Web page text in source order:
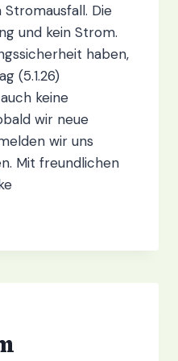
Die
und kein Strom.
haben,
(5.1.26)
keine
wir neue
wir uns
Mit freundlichen